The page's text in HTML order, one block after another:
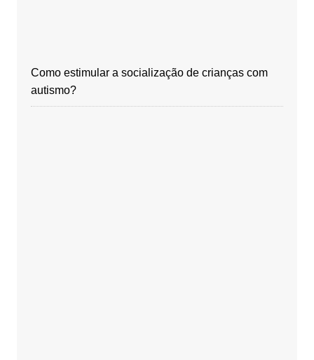
Como estimular a socialização de crianças com
autismo?